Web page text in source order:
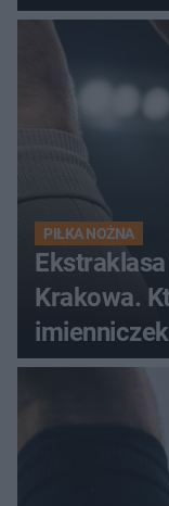
PIŁKA NOŻNA
Krakowa.